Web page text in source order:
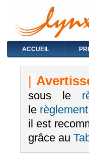
ACCUEIL
|
sous le
le
il est
grâce au